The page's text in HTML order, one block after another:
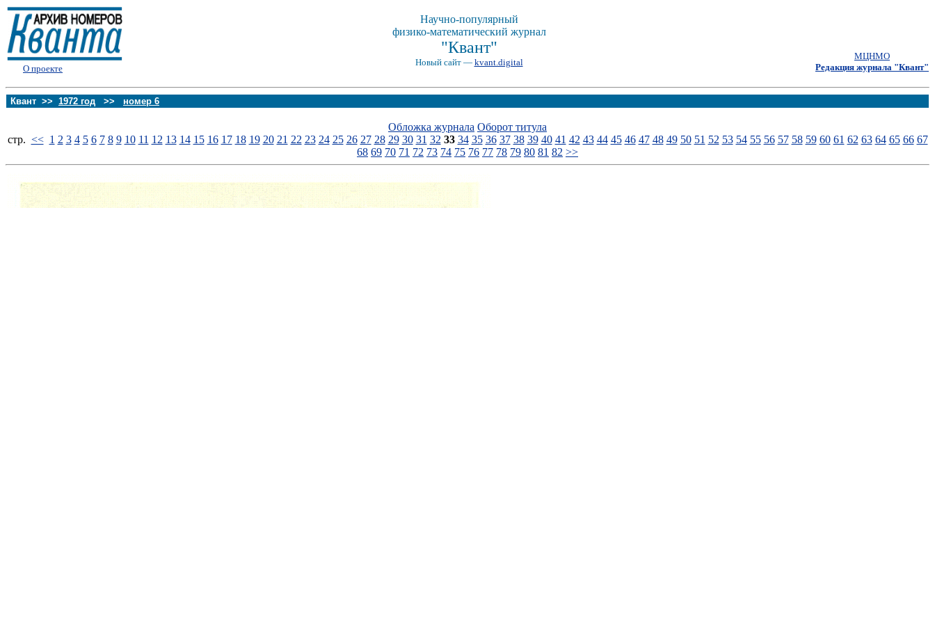
О проекте
Научно-популярный
физико-математический журнал
"Квант"
Новый сайт — kvant.digital
МЦНМО
Редакция журнала "Квант"
Квант >> 1972 год >> номер 6
Обложка журнала Оборот титула
стp. << 1 2 3 4 5 6 7 8 9 10 11 12 13 14 15 16 17 18 19 20 21 22 23 24 25 26 27 28 29 30 31 32 33 34 35 36 37 38 39 40 41 42 43 44 45 46 47 48 49 50 51 52 53 54 55 56 57 58 59 60 61 62 63 64 65 66 67
68 69 70 71 72 73 74 75 76 77 78 79 80 81 82 >>